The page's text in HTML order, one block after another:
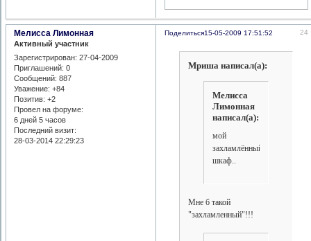
Поделиться 24
15-05-2009 17:51:52
Мелисса Лимонная
Активный участник
Зарегистрирован: 27-04-2009
Приглашений: 0
Сообщений: 887
Уважение: +84
Позитив: +2
Провел на форуме:
6 дней 5 часов
Последний визит:
28-03-2014 22:29:23
Мриша написал(а):
Мелисса
Лимонная
написал(а):
мой
захламлённый
шкаф..
Мне б такой
"захламленный"!!!